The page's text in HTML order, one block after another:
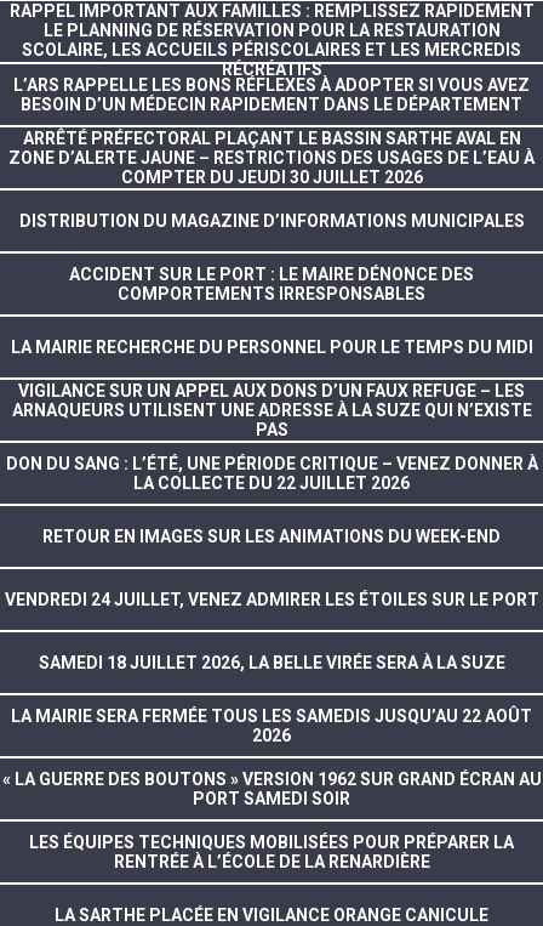
RAPPEL IMPORTANT AUX FAMILLES : REMPLISSEZ RAPIDEMENT
LE PLANNING DE RÉSERVATION POUR LA RESTAURATION
SCOLAIRE, LES ACCUEILS PÉRISCOLAIRES ET LES MERCREDIS
RÉCRÉATIFS
L’ARS RAPPELLE LES BONS RÉFLEXES À ADOPTER SI VOUS AVEZ
BESOIN D’UN MÉDECIN RAPIDEMENT DANS LE DÉPARTEMENT
ARRÊTÉ PRÉFECTORAL PLAÇANT LE BASSIN SARTHE AVAL EN
ZONE D’ALERTE JAUNE – RESTRICTIONS DES USAGES DE L’EAU À
COMPTER DU JEUDI 30 JUILLET 2026
DISTRIBUTION DU MAGAZINE D’INFORMATIONS MUNICIPALES
ACCIDENT SUR LE PORT : LE MAIRE DÉNONCE DES
COMPORTEMENTS IRRESPONSABLES
LA MAIRIE RECHERCHE DU PERSONNEL POUR LE TEMPS DU MIDI
VIGILANCE SUR UN APPEL AUX DONS D’UN FAUX REFUGE – LES
ARNAQUEURS UTILISENT UNE ADRESSE À LA SUZE QUI N’EXISTE
PAS
DON DU SANG : L’ÉTÉ, UNE PÉRIODE CRITIQUE – VENEZ DONNER À
LA COLLECTE DU 22 JUILLET 2026
RETOUR EN IMAGES SUR LES ANIMATIONS DU WEEK-END
VENDREDI 24 JUILLET, VENEZ ADMIRER LES ÉTOILES SUR LE PORT
SAMEDI 18 JUILLET 2026, LA BELLE VIRÉE SERA À LA SUZE
LA MAIRIE SERA FERMÉE TOUS LES SAMEDIS JUSQU’AU 22 AOÛT
2026
« LA GUERRE DES BOUTONS » VERSION 1962 SUR GRAND ÉCRAN AU
PORT SAMEDI SOIR
LES ÉQUIPES TECHNIQUES MOBILISÉES POUR PRÉPARER LA
RENTRÉE À L’ÉCOLE DE LA RENARDIÈRE
LA SARTHE PLACÉE EN VIGILANCE ORANGE CANICULE